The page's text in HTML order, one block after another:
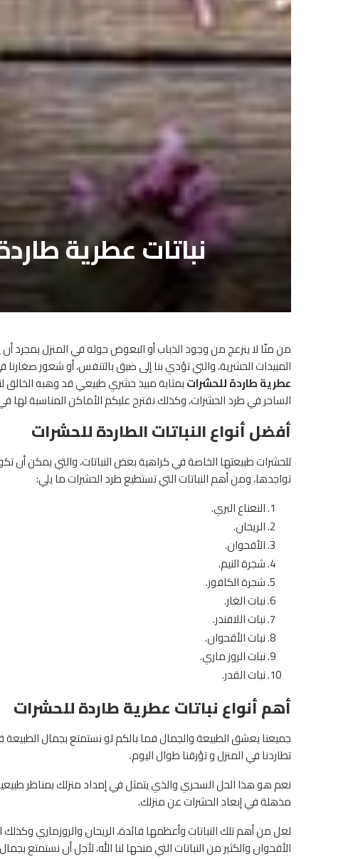
نباتات عطرية
من منّا لا ينزعج من وجود الذباب أو البعوض حوله في المنزل بمجرد أن
المبيدات الحشرية، والتي تؤدي بنا إلى ضيق بالتنفس، أو شعور صغارنا
عطرية طاردة للحشراتبمثابة مبيد حشري طبيعي قد وهبه الخالق
الساحر في طرد الحشرات، وكذلك نقترح عليكم الأماكن المناسبة لها
أفضل أنواع النباتات الطاردة للحشرات
للحشرات طبيعتها الخاصة في كراهية بعض النباتات، والتي يمكن أن
تواجدها، ومن أهم النباتات التي تستطيع طرد الحشرات ما يلي:
النعناع البري.
الريحان.
الأقحوان.
شجرة النيم.
شجرة الكافور.
نبات الغار.
نبات اللافندر.
نبات الأقحوان.
نبات الروز ماري.
نبات القدر.
أهم أنواع نباتات عطرية طاردة للحشرات
جميعنا يعشق الطبيعة والجمال فما بالكم لو نستمتع بجمال
تطاردنا في المنزل و تؤرقنا طوال اليوم.
نعم هو هذا الحل السحري والذي يتمثل في إمداد منزلك بمناظر
مذهلة في إبعاد الحشرات عن منزلك.
لعل من أهم تلك النباتات وأعظمها فائدة، الريحان والروزماري وكذلك
الأقحوان والكثير من النباتات التي منحها لنا الله، لأجل أن نستمتع